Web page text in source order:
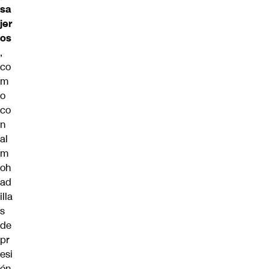
sa
jer
os
,
co
m
o
co
n
al
m
oh
ad
illa
s
de
pr
esi